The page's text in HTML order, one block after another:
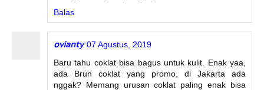
Balas
ovianty 07 Agustus, 2019
Baru tahu coklat bisa bagus untuk kulit. Enak yaa,
ada Brun coklat yang promo, di Jakarta ada
nggak? Memang urusan coklat paling enak bisa